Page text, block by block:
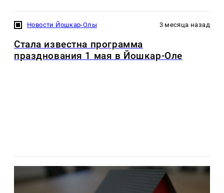
Новости Йошкар-Олы 3 месяца назад
Стала известна программа
празднования 1 мая в Йошкар-Оле